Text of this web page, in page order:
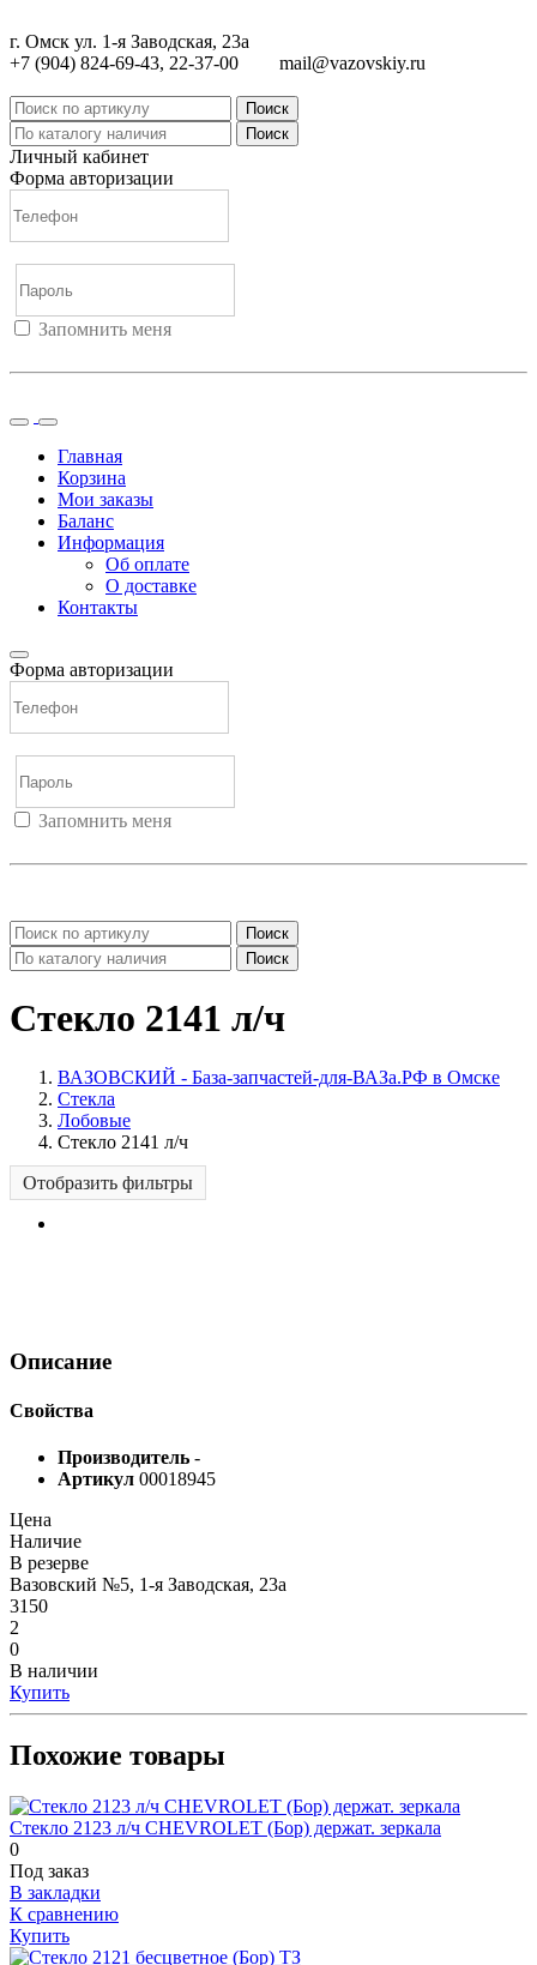
г. Омск ул. 1-я Заводская, 23а
+7 (904) 824-69-43, 22-37-00
mail@vazovskiy.ru
Поиск
Поиск
Личный кабинет
Форма авторизации
Запомнить меня
Главная
Корзина
Мои заказы
Баланс
Информация
Об оплате
О доставке
Контакты
Форма авторизации
Запомнить меня
Поиск
Поиск
Стекло 2141 л/ч
ВАЗОВСКИЙ - База-запчастей-для-ВАЗа.РФ в Омске
Стекла
Лобовые
Стекло 2141 л/ч
Отобразить фильтры
Описание
Свойства
Производитель -
Артикул 00018945
Цена
Наличие
В резерве
Вазовский №5, 1-я Заводская, 23а
3150
2
0
В наличии
Купить
Похожие товары
Стекло 2123 л/ч CHEVROLET (Бор) держат. зеркала
0
Под заказ
В закладки
К сравнению
Купить